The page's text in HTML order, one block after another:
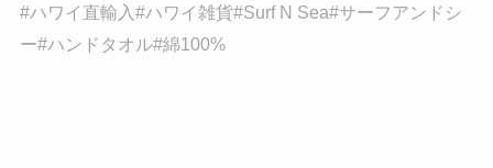
#ハワイ直輸入#ハワイ雑貨#Surf N Sea#サーフアンドシ
ー#ハンドタオル#綿100%